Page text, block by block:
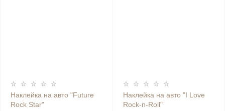
Наклейка на авто "Future
Rock Star"
Наклейка на авто "I Love
Rock-n-Roll"